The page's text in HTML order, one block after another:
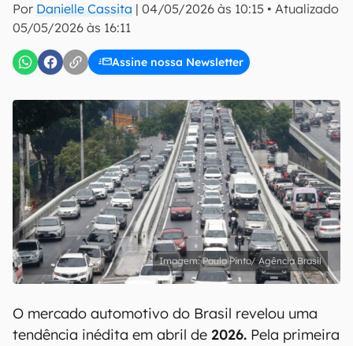
Por Danielle Cassita | 04/05/2026 às 10:15 • Atualizado
05/05/2026 às 16:11
Assine nossa Newsletter
inscreva-se
Confirmo que li, aceito e concordo com os Termos de
Uso e Política de Privacidade do Canaltech.
Paulo Pinto/ Agência Brasil
O mercado automotivo do Brasil revelou uma
tendência inédita em abril de 2026. Pela primeira